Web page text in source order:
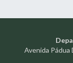
Avenida Pádua